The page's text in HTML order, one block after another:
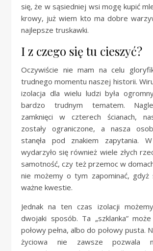
się, że w sąsiedniej wsi mogę kupić
krowy, już wiem kto ma dobre
najlepsze truskawki.
I z czego się tu cieszyć?
Oczywiście nie mam na celu
trudnego momentu naszej historii.
izolacja dla wielu ludzi była
bardzo trudnym tematem.
zamknięci w czterech ścianach,
zostały ograniczone, a nasza
stanęła pod znakiem zapytania.
wydarzyło się również wiele złych
samotność, czy też przemoc w
nie możemy o tym zapominać,
ważne kwestie.
Jednak na ten czas izolacji
dwojaki sposób. Ta „szklanka”
połowy pełna, albo do połowy pusta.
życiowa nie zawsze pozwala